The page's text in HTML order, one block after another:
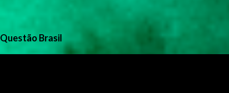
Questão Brasil